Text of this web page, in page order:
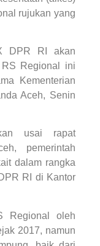
rujukan yang
DPR RI akan
RS Regional ini
Kementerian
Aceh, Senin
usai rapat
pemerintah
dalam rangka
RI di Kantor
Regional oleh
2017, namun